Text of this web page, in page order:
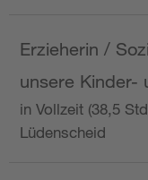
Erzieherin /
unsere Kinder-
in Vollzeit (38,5
Lüdenscheid